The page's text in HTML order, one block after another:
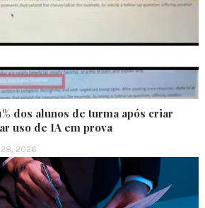
dos alunos de turma após criar
uso de IA em prova
28, 2026